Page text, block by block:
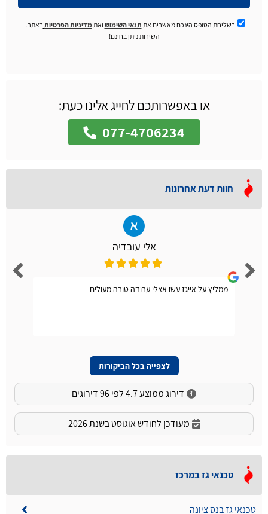
בשליחת הטופס הינכם מאשרים את תנאי השימוש ואתמדיניות הפרטיותבאתר.
השירות ניתן בחינם!
או באפשרותכם לחייג אלינו כעת:
077-4706234
חוות דעת אחרונות
אלי עובדיה
ממליץ על אייגז עשו אצלי עבודה טובה מעולים
לצפייה בכל הביקורות
דירוג ממוצע 4.7 לפי 96 דירוגים
מעודכן לחודש אוגוסט בשנת 2026
טכנאי גז במרכז
טכנאי גז בנס ציונה